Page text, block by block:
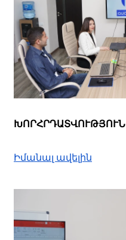
ԽՈՐՀՐԴԱՏՎՈՒԹՅՈՒՆ
Իմանալ ավելին